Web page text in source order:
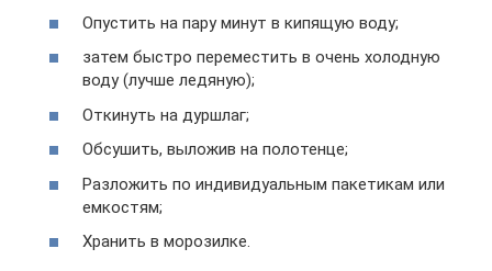
Опустить на пару минут в кипящую воду;
затем быстро переместить в очень холодную
воду (лучше ледяную);
Откинуть на дуршлаг;
Обсушить, выложив на полотенце;
Разложить по индивидуальным пакетикам или
емкостям;
Хранить в морозилке.